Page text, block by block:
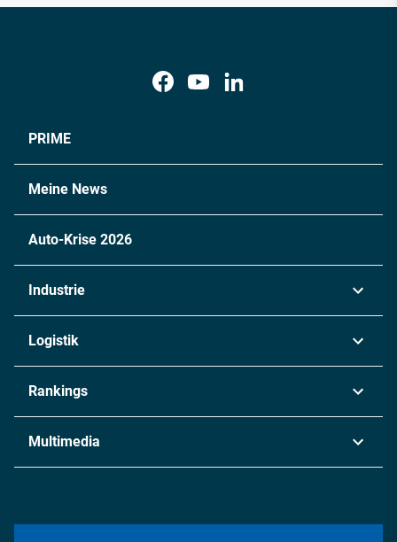
PRIME
Meine News
Auto-Krise 2026
Industrie
Chemie
Metall
Energie
Logistik
Rankings
Multimedia